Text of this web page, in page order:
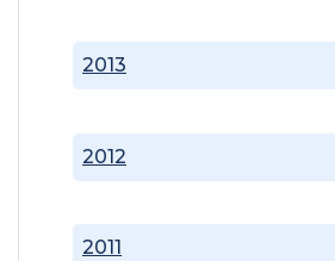
2011
2012
2013